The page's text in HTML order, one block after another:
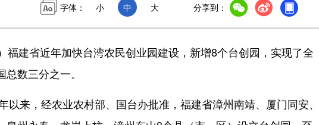
字体：
小 中 大 分享到：
建省近年加快台湾农民创业园建设，新增8个台创园，实现了全
数三分之一。
来，经农业农村部、国台办批准，福建省漳州南靖、厦门同安、